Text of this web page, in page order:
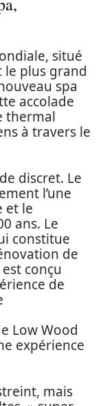
situé
le plus grand
spa
accolade
thermal
à travers le
discret. Le
l’une
et le
ans. Le
constitue
de
conçu
de
Low Wood
expérience
mais